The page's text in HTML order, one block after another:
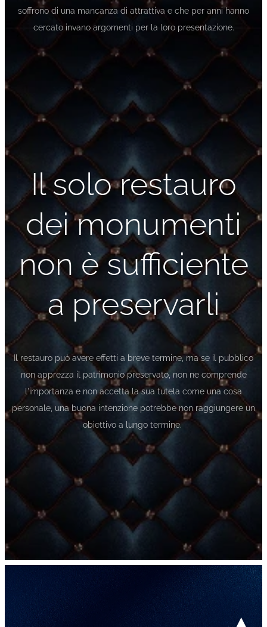
soffrono di una mancanza di attrattiva e che per anni hanno
cercato invano argomenti per la loro presentazione.
Il solo restauro
dei monumenti
non è sufficiente
a preservarli
Il restauro può avere effetti a breve termine, ma se il pubblico
non apprezza il patrimonio preservato, non ne comprende
l'importanza e non accetta la sua tutela come una cosa
personale, una buona intenzione potrebbe non raggiungere un
obiettivo a lungo termine.